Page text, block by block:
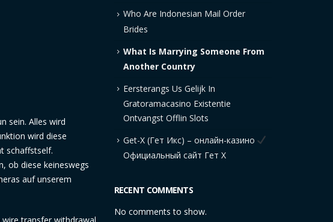
sein. Alles wird
wird diese
schaffstself.
ob diese keineswegs
auf unserem
Who Are Indonesian Mail Order
Brides
What Is Marrying Someone From
Another Country
Eersterangs Us Gelijk In
Gratoramacasino Existentie
Ontvangst Offlin Slots
Get-X (Гет Икс) – онлайн-казино
Официальный сайт Гет Х
RECENT COMMENTS
No comments to show.